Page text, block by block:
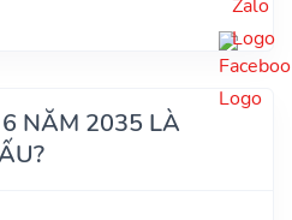
NĂM 2035 LÀ